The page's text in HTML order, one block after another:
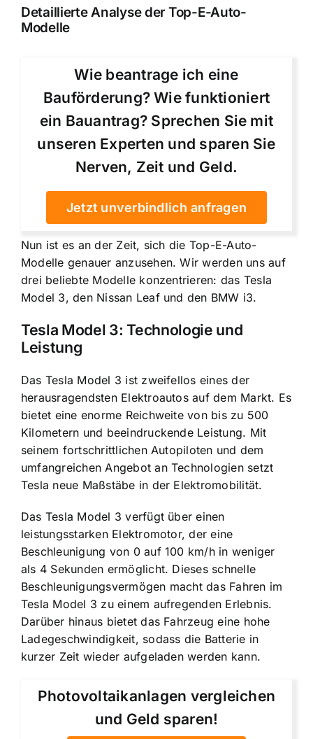
Detaillierte Analyse der Top-E-Auto-
Modelle
Wie beantrage ich eine
Bauförderung? Wie funktioniert
ein Bauantrag? Sprechen Sie mit
unseren Experten und sparen Sie
Nerven, Zeit und Geld.
Jetzt unverbindlich anfragen
Nun ist es an der Zeit, sich die Top-E-Auto-
Modelle genauer anzusehen. Wir werden uns auf
drei beliebte Modelle konzentrieren: das Tesla
Model 3, den Nissan Leaf und den BMW i3.
Tesla Model 3: Technologie und
Leistung
Das Tesla Model 3 ist zweifellos eines der
herausragendsten Elektroautos auf dem Markt. Es
bietet eine enorme Reichweite von bis zu 500
Kilometern und beeindruckende Leistung. Mit
seinem fortschrittlichen Autopiloten und dem
umfangreichen Angebot an Technologien setzt
Tesla neue Maßstäbe in der Elektromobilität.
Das Tesla Model 3 verfügt über einen
leistungsstarken Elektromotor, der eine
Beschleunigung von 0 auf 100 km/h in weniger
als 4 Sekunden ermöglicht. Dieses schnelle
Beschleunigungsvermögen macht das Fahren im
Tesla Model 3 zu einem aufregenden Erlebnis.
Darüber hinaus bietet das Fahrzeug eine hohe
Ladegeschwindigkeit, sodass die Batterie in
kurzer Zeit wieder aufgeladen werden kann.
Photovoltaikanlagen vergleichen
und Geld sparen!